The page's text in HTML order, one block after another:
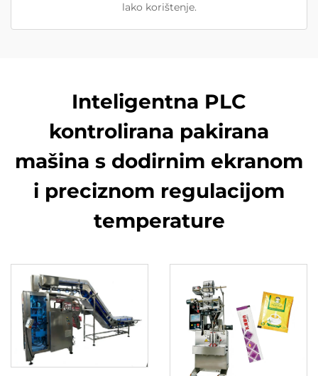
lako korištenje.
Inteligentna PLC
kontrolirana pakirana
mašina s dodirnim ekranom
i preciznom regulacijom
temperature